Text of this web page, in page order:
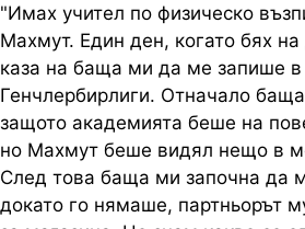
"Имах учител по физическо
Махмут. Един ден, когато бях на
каза на баща ми да ме запише в
Генчлербирлиги. Отначало
защото академията беше на
но Махмут беше видял нещо в
След това баща ми започна да
докато го нямаше, партньорът